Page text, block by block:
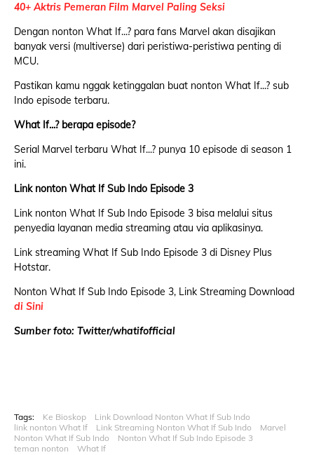
40+ Aktris Pemeran Film Marvel Paling Seksi
Dengan nonton What If...? para fans Marvel akan disajikan
banyak versi (multiverse) dari peristiwa-peristiwa penting di
MCU.
Pastikan kamu nggak ketinggalan buat nonton What If...? sub
Indo episode terbaru.
What If...? berapa episode?
Serial Marvel terbaru What If...? punya 10 episode di season 1
ini.
Link nonton What If Sub Indo Episode 3
Link nonton What If Sub Indo Episode 3 bisa melalui situs
penyedia layanan media streaming atau via aplikasinya.
Link streaming What If Sub Indo Episode 3 di Disney Plus
Hotstar.
Nonton What If Sub Indo Episode 3, Link Streaming Download
di Sini
Sumber foto: Twitter/whatifofficial
Tags: Ke Bioskop
Link Download Nonton What If Sub Indo
link nonton What If
Link Streaming Nonton What If Sub Indo
Marvel
Nonton What If Sub Indo
Nonton What If Sub Indo Episode 3
teman nonton
What If